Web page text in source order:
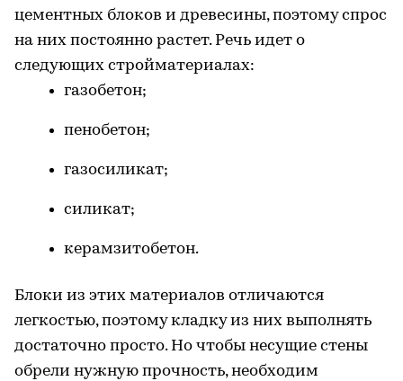
цементных блоков и древесины, поэтому спрос
на них постоянно растет. Речь идет о
следующих стройматериалах:
газобетон;
пенобетон;
газосиликат;
силикат;
керамзитобетон.
Блоки из этих материалов отличаются
легкостью, поэтому кладку из них выполнять
достаточно просто. Но чтобы несущие стены
обрели нужную прочность, необходим